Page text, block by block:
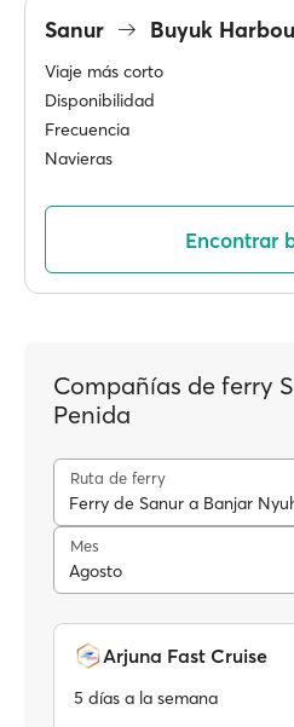
Sanur Buyuk
Viaje más corto
Disponibilidad
Frecuencia
Navieras
Encontrar
Compañías de ferry
Penida
Ruta de ferry
Ferry de Sanur a Banjar
Mes
Agosto
Arjuna Fast Cruise
5 días a la semana